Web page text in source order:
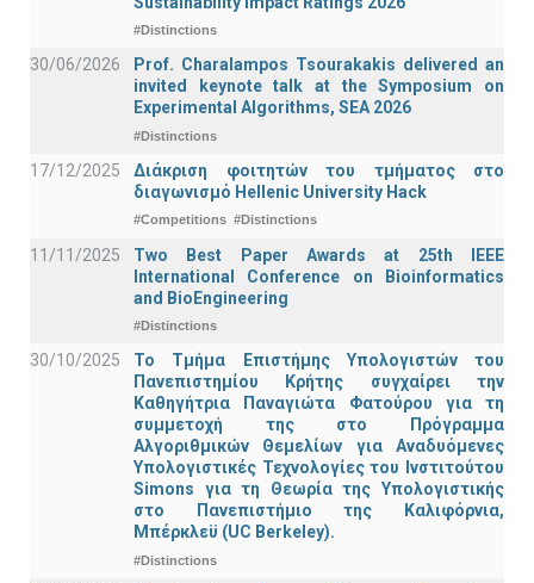
#Distinctions
30/06/2026
Prof. Charalampos Tsourakakis delivered an
invited keynote talk at the Symposium on
Experimental Algorithms, SEA 2026
#Distinctions
17/12/2025
Διάκριση φοιτητών του τμήματος στο
διαγωνισμό Hellenic University Hack
#Competitions #Distinctions
11/11/2025
Two Best Paper Awards at 25th IEEE
International Conference on Bioinformatics
and BioEngineering
#Distinctions
30/10/2025
Το Τμήμα Επιστήμης Υπολογιστών του
Πανεπιστημίου Κρήτης συγχαίρει την
Καθηγήτρια Παναγιώτα Φατούρου για τη
συμμετοχή της στο Πρόγραμμα
Αλγοριθμικών Θεμελίων για Αναδυόμενες
Υπολογιστικές Τεχνολογίες του Ινστιτούτου
Simons για τη Θεωρία της Υπολογιστικής
στο Πανεπιστήμιο της Καλιφόρνια,
Μπέρκλεϋ (UC Berkeley).
#Distinctions